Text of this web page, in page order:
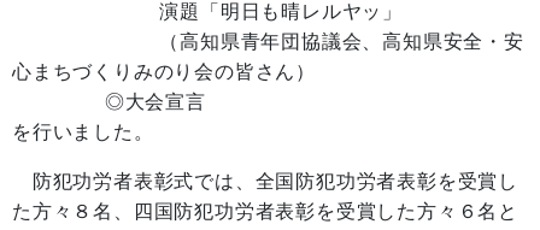
演題「明日も晴レルヤッ」
（高知県青年団協議会、高知県安全・安
心まちづくりみのり会の皆さん）
◎大会宣言
を行いました。
防犯功労者表彰式では、全国防犯功労者表彰を受賞し
た方々８名、四国防犯功労者表彰を受賞した方々６名と